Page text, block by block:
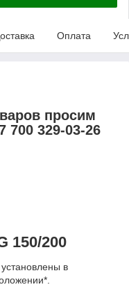
Оплата
просим
700 329-03-26
150/200
в